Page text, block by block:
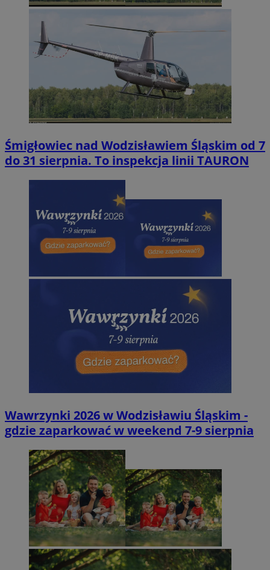
Śmigłowiec nad Wodzisławiem Śląskim od 7
do 31 sierpnia. To inspekcja linii TAURON
Wawrzynki 2026 w Wodzisławiu Śląskim -
gdzie zaparkować w weekend 7-9 sierpnia